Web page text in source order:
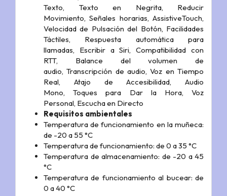
Texto, Texto en Negrita, Reducir
Movimiento,Señales horarias,AssistiveTouch,
Velocidad de Pulsación del Botón, Facilidades
Táctiles, Respuesta automática para
llamadas, Escribir a Siri,Compati­bilidad con
RTT, Balance del volumen de
audio,Transcripción de audio,Voz en Tiempo
Real, Atajo de Accesibilidad, Audio
Mono,Toques para Dar la Hora,Voz
Personal, Escucha en Directo
Requisitos ambientales
Temperatura de funciona­miento en la muñeca:
de -20 a 55 °C
Temperatura de funciona­miento: de 0 a 35 °C
Temperatura de almacena­miento: de -20 a 45
°C
Temperatura de funciona­miento al bucear: de
0 a 40 °C